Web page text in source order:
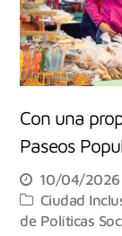
Con una
Paseos
10/04/2026
Ciudad
de Políticas